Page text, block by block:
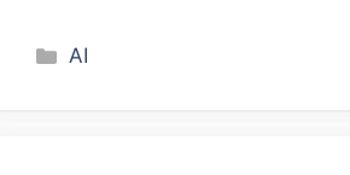
Categories
AI